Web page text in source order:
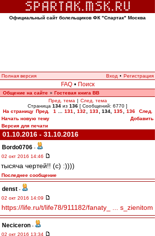
Официальный сайт болельщиков ФК "Спартак" Москва
Полная версия Вход • Регистрация
FAQ • Поиск
Общение на сайте » Гостевая книга ВВ
Пред. тема | След. тема
Страница 134 из 136 [ Сообщений: 6770 ]
На страницу Пред. 1 131 132 133 134, 135 136
След.
Начать новую тему
Добавить
Версия для печати
01.10.2016 - 31.10.2016
Bordo0706 -
02 окт 2016 14:46
тысяча чертей!! (с) :))))
Последнее сообщение
denst -
02 окт 2016 14:09
https://life.ru/t/life78/911182/fanaty_ ... s_zienitom
Neciceron -
02 окт 2016 13:34